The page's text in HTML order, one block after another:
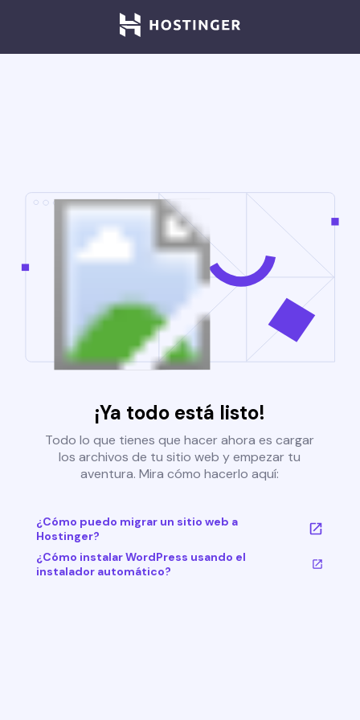
¡Ya todo está listo!
Todo lo que tienes que hacer ahora es cargar
los archivos de tu sitio web y empezar tu
aventura. Mira cómo hacerlo aquí:
¿Cómo puedo migrar un sitio web a
Hostinger?
¿Cómo instalar WordPress usando el
instalador automático?